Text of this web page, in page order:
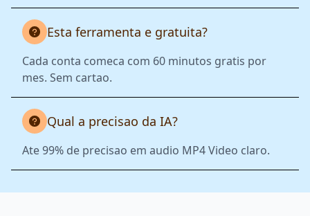
Esta ferramenta e gratuita?
Cada conta comeca com 60 minutos gratis por
mes. Sem cartao.
Qual a precisao da IA?
Ate 99% de precisao em audio MP4 Video claro.